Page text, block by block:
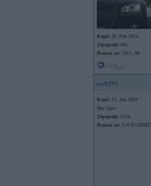
Kopš: 28. Feb 2014
Ziņojumi: 482
Braucu ar: 1313, 98
sys9291
Kopš: 13. Jun 2003
No: Ogre
Ziņojumi: 5238
Braucu ar: F20 R1200RT